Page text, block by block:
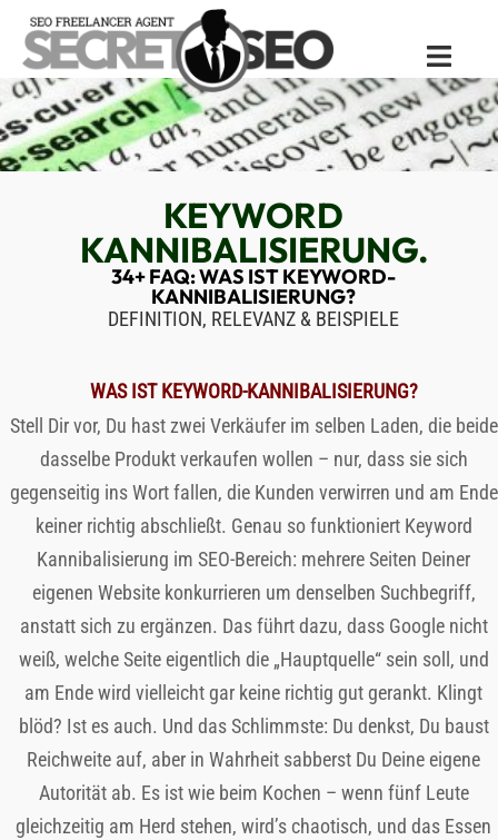
Zum
Inhalt
springen
Menü
KEYWORD
KANNIBALISIERUNG.
34+ FAQ: WAS IST KEYWORD-
KANNIBALISIERUNG?
DEFINITION, RELEVANZ & BEISPIELE
WAS IST KEYWORD-KANNIBALISIERUNG?
Stell Dir vor, Du hast zwei Verkäufer im selben Laden, die beide
dasselbe Produkt verkaufen wollen – nur, dass sie sich
gegenseitig ins Wort fallen, die Kunden verwirren und am Ende
keiner richtig abschließt. Genau so funktioniert Keyword
Kannibalisierung im SEO-Bereich: mehrere Seiten Deiner
eigenen Website konkurrieren um denselben Suchbegriff,
anstatt sich zu ergänzen. Das führt dazu, dass Google nicht
weiß, welche Seite eigentlich die „Hauptquelle“ sein soll, und
am Ende wird vielleicht gar keine richtig gut gerankt. Klingt
blöd? Ist es auch. Und das Schlimmste: Du denkst, Du baust
Reichweite auf, aber in Wahrheit sabberst Du Deine eigene
Autorität ab. Es ist wie beim Kochen – wenn fünf Leute
gleichzeitig am Herd stehen, wird’s chaotisch, und das Essen